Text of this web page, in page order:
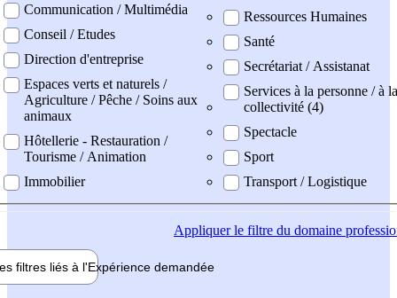
Communication / Multimédia
Conseil / Etudes
Direction d'entreprise
Espaces verts et naturels /
Agriculture / Pêche / Soins aux
animaux
Hôtellerie - Restauration /
Tourisme / Animation
Immobilier
Ressources Humaines
Santé
Secrétariat / Assistanat
Services à la personne / à la
collectivité (4)
Spectacle
Sport
Transport / Logistique
Appliquerle filtre du domaine
filtres liés à l'Expérience demandée